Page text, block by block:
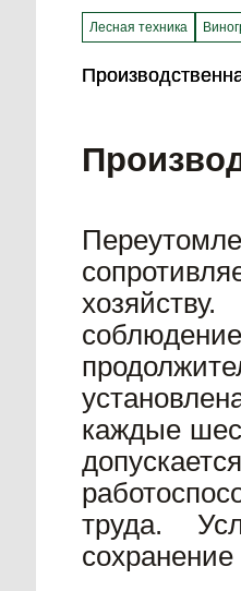
Лесная техника
каждые
труда.